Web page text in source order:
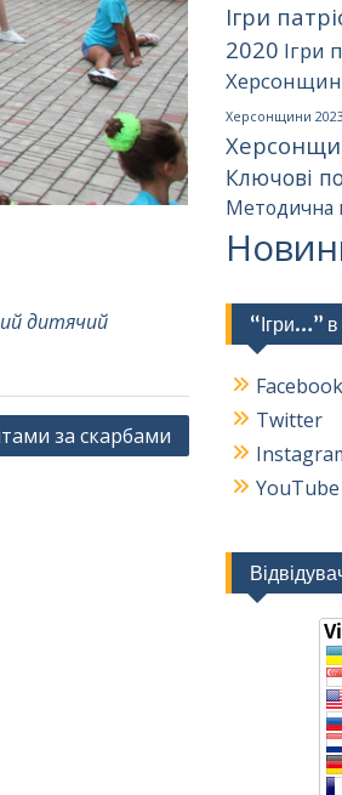
дитячий
за скарбами
Ігри
2020 Ігри
Херсонщини 2023
Ключові
Методична
“Ігри…”
Facebook
Twitter
YouTube